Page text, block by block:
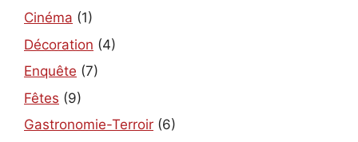
Cinéma (1)
Décoration (4)
Enquête (7)
Fêtes (9)
Gastronomie-Terroir (6)